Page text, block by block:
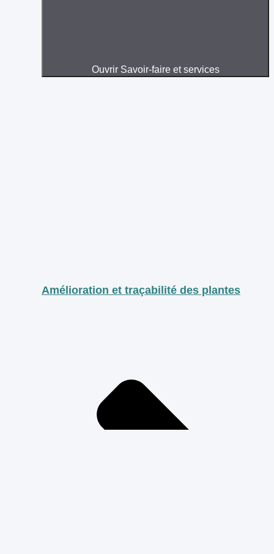
Ouvrir Savoir-faire et services
Amélioration et traçabilité des plantes